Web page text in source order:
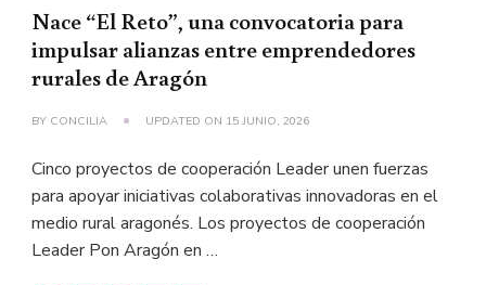
Nace “El Reto”, una convocatoria para
impulsar alianzas entre emprendedores
rurales de Aragón
BY CONCILIA UPDATED ON 15 JUNIO, 2026
Cinco proyectos de cooperación Leader unen fuerzas
para apoyar iniciativas colaborativas innovadoras en el
medio rural aragonés. Los proyectos de cooperación
Leader Pon Aragón en …